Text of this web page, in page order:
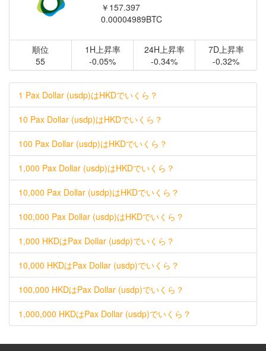
￥157.397
0.00004989BTC
順位
55
1H上昇率
-0.05%
24H上昇率
-0.34%
7D上昇率
-0.32%
1 Pax Dollar (usdp)はHKDでいくら？
10 Pax Dollar (usdp)はHKDでいくら？
100 Pax Dollar (usdp)はHKDでいくら？
1,000 Pax Dollar (usdp)はHKDでいくら？
10,000 Pax Dollar (usdp)はHKDでいくら？
100,000 Pax Dollar (usdp)はHKDでいくら？
1,000 HKDはPax Dollar (usdp)でいくら？
10,000 HKDはPax Dollar (usdp)でいくら？
100,000 HKDはPax Dollar (usdp)でいくら？
1,000,000 HKDはPax Dollar (usdp)でいくら？